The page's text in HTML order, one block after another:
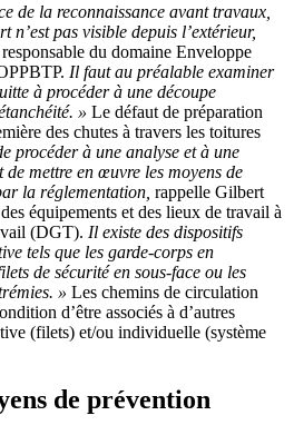
de la reconnaissance avant travaux,
n’est pas visible depuis l’extérieur,
du domaine Enveloppe
Il faut au préalable examiner
à procéder à une découpe
» Le défaut de préparation
des chutes à travers les toitures
procéder à une analyse et à une
mettre en œuvre les moyens de
la réglementation, rappelle Gilbert
équipements et des lieux de travail à
(DGT). Il existe des dispositifs
tels que les garde-corps en
de sécurité en sous-face ou les
» Les chemins de circulation
d’être associés à d’autres
(filets) et/ou individuelle (système
de prévention